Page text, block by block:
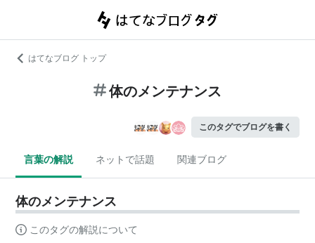
はてなブログ トップ
体のメンテナンス
このタグでブログを書く
言葉の解説 ネットで話題 関連ブログ
体のメンテナンス
このタグの解説について